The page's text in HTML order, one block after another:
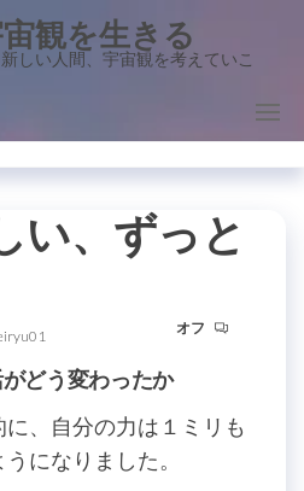
観を生きる
しい人間、宇宙観を考えていこ
い、ずっと
オフ
どう変わったか
、自分の力は１ミリも
になりました。